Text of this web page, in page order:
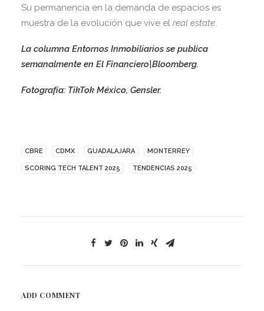
Su permanencia en la demanda de espacios es
muestra de la evolución que vive el real estate.
La columna Entornos Inmobiliarios se publica
semanalmente en El Financiero|Bloomberg.
Fotografía: TikTok México, Gensler.
CBRE CDMX GUADALAJARA MONTERREY
SCORING TECH TALENT 2025 TENDENCIAS 2025
ADD COMMENT